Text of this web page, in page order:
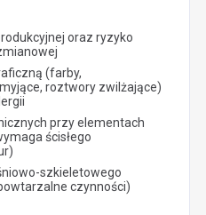
oraz ryzyko
(farby,
roztwory zwilżające)
przy elementach
ścisłego
szkieletowego
czynności)